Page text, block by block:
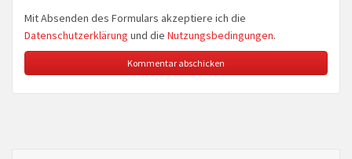
Mit Absenden des Formulars akzeptiere ich die
Datenschutzerklärung und die Nutzungsbedingungen.